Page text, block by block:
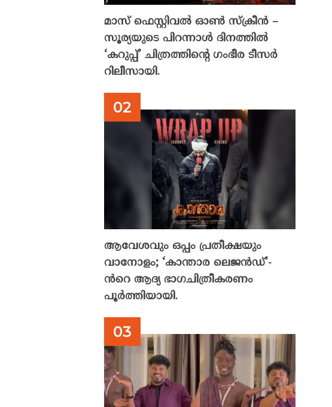
മാസ് ഫെസ്റ്റിവൽ ഓൺ സ്‌ക്രീൻ –
സൂര്യയുടെ പിറന്നാൾ ദിനത്തിൽ
‘കറുപ്പ്’ ചിത്രത്തിന്റെ ഗംഭീര ടീസർ
റിലീസായി.
ആവേശവും ഒപ്പം പ്രതീക്ഷയും
വാനോളം; ‘കാന്താര ലെജൻഡ്’-
ൻറെ ആദ്യ ഭാഗചിത്രീകരണം
പൂർത്തിയായി.